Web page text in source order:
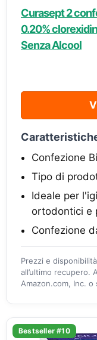
Curasept 2
0.20%
Senza Alcool
Confezione
Tipo di
Ideale per
ortodontici e
Confezione
Prezzi e
all’ultimo recupero.
Amazon.com, Inc. o
Bestseller #10